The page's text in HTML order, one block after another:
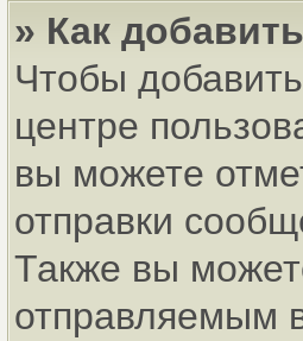
» Как
Чтобы
центре
вы можете
отправки
Также вы
отправляемым